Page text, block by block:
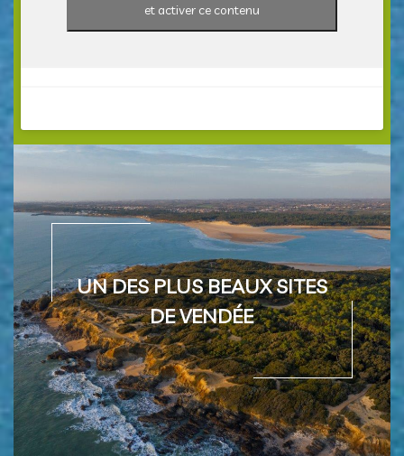
et activer ce contenu
UN DES PLUS BEAUX SITES
DE VENDÉE